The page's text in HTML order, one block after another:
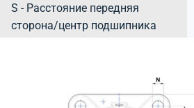
S - Расстояние передняя
сторона/центр подшипника